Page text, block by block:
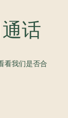
话
看我们是否合